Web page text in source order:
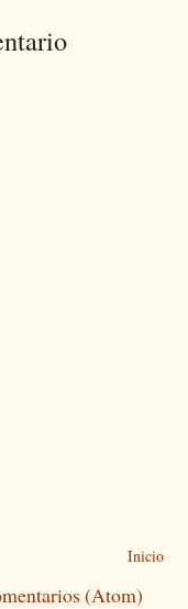
Inicio
(Atom)